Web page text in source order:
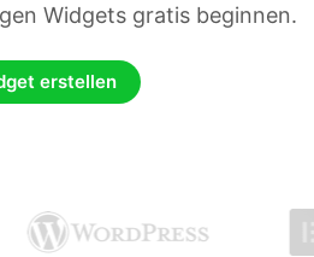
Widgets gratis beginnen.
erstellen